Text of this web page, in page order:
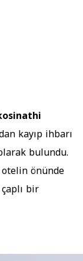
kayıp ihbarı
bulundu.
otelin önünde
bir